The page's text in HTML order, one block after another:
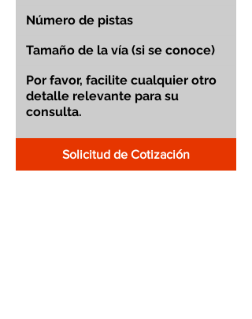
Solicitud de Cotización